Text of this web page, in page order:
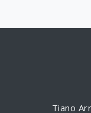
Tiano